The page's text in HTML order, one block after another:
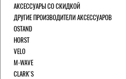
АКСЕССУАРЫ СО СКИДКОЙ
ДРУГИЕ ПРОИЗВОДИТЕЛИ АКСЕССУАРОВ
OSTAND
HORST
VELO
M-WAVE
CLARK`S